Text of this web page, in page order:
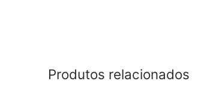
Produtos relacionados